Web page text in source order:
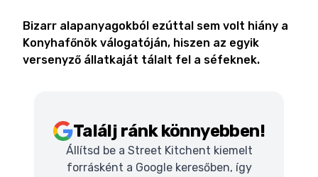
Bizarr alapanyagokból ezúttal sem volt hiány a
Konyhafőnök válogatóján, hiszen az egyik
versenyző állatkaját tálalt fel a séfeknek.
Találj ránk könnyebben!
Állítsd be a Street Kitchent kiemelt
forrásként a Google keresőben, így